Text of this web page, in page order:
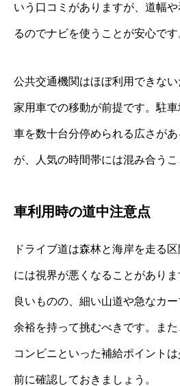
いう口コミがありますが、道幅
るのでナビを使うことが安心です
公共交通機関はほぼ利用できな
家用車での移動が前提です。駐車
車を数十台分停められる広さが
が、人気の時間帯には混み合うこ
車利用時の道中注意点
ドライブ道は森林と海岸を走る
には視界が悪くなることがあり
良いものの、細い山道や急なカ
余裕を持って挑むべきです。ま
コンビニといった補給ポイント
前に確認しておきましょう。